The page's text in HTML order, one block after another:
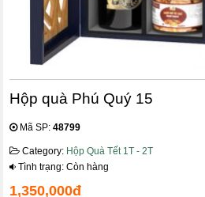
Hộp quà Phú Quý 15
Mã SP:48799
Category: Hộp Quà Tết 1T - 2T
Tình trạng: Còn hàng
1,350,000đ